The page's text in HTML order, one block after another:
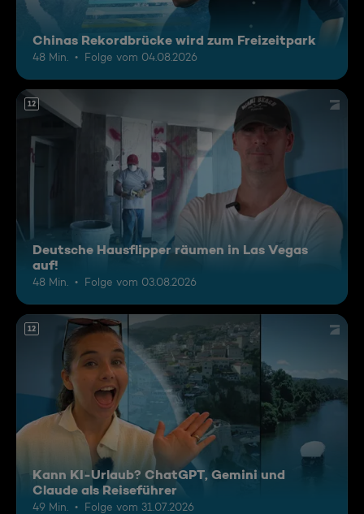
Chinas Rekordbrücke wird zum Freizeitpark
48 Min. Folge vom 04.08.2026
12
Deutsche Hausflipper räumen in Las Vegas
auf!
48 Min. Folge vom 03.08.2026
12
Kann KI-Urlaub? ChatGPT, Gemini und
Claude als Reiseführer
49 Min. Folge vom 31.07.2026